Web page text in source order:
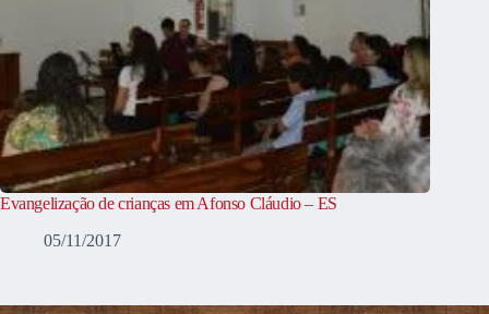
Evangelização de crianças em Afonso Cláudio – ES
05/11/2017